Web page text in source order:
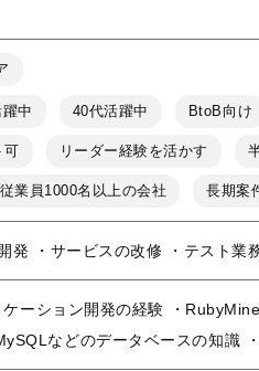
中 40代活躍中 BtoB向け
可 リーダー経験を活かす
従業員1000名以上の会社 長期案
発 ・サービスの改修 ・テスト業
ーション開発の経験 ・
などのデータベースの知識